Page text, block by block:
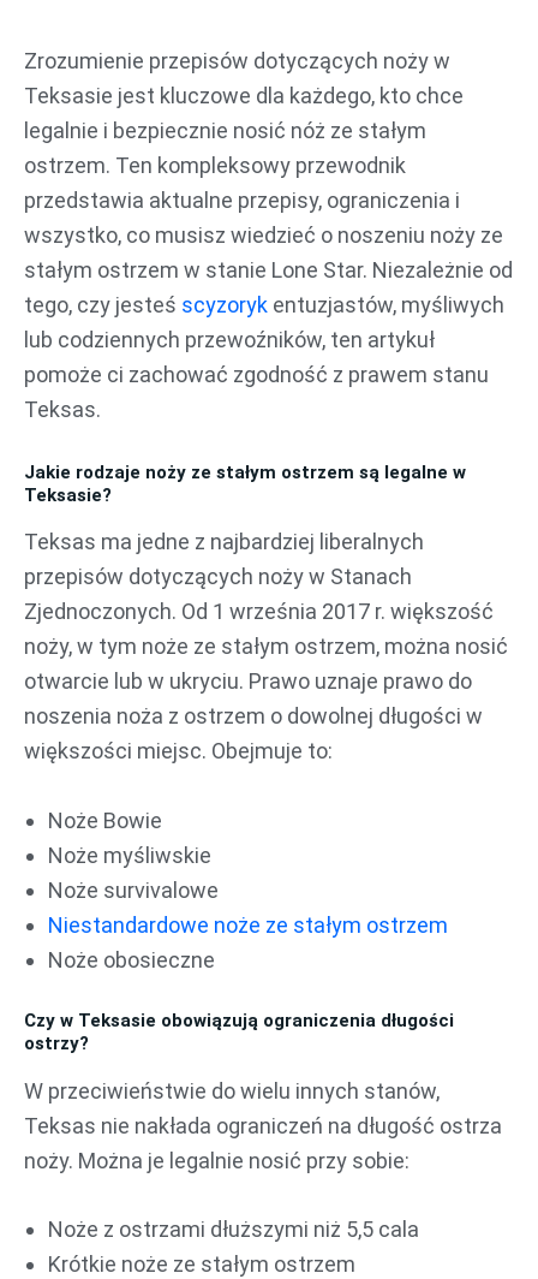
treści
Zrozumienie przepisów dotyczących noży w
Teksasie jest kluczowe dla każdego, kto chce
legalnie i bezpiecznie nosić nóż ze stałym
ostrzem. Ten kompleksowy przewodnik
przedstawia aktualne przepisy, ograniczenia i
wszystko, co musisz wiedzieć o noszeniu noży ze
stałym ostrzem w stanie Lone Star. Niezależnie od
tego, czy jesteś scyzoryk entuzjastów, myśliwych
lub codziennych przewoźników, ten artykuł
pomoże ci zachować zgodność z prawem stanu
Teksas.
Jakie rodzaje noży ze stałym ostrzem są legalne w
Teksasie?
Teksas ma jedne z najbardziej liberalnych
przepisów dotyczących noży w Stanach
Zjednoczonych. Od 1 września 2017 r. większość
noży, w tym noże ze stałym ostrzem, można nosić
otwarcie lub w ukryciu. Prawo uznaje prawo do
noszenia noża z ostrzem o dowolnej długości w
większości miejsc. Obejmuje to:
Noże Bowie
Noże myśliwskie
Noże survivalowe
Niestandardowe noże ze stałym ostrzem
Noże obosieczne
Czy w Teksasie obowiązują ograniczenia długości
ostrzy?
W przeciwieństwie do wielu innych stanów,
Teksas nie nakłada ograniczeń na długość ostrza
noży. Można je legalnie nosić przy sobie:
Noże z ostrzami dłuższymi niż 5,5 cala
Krótkie noże ze stałym ostrzem